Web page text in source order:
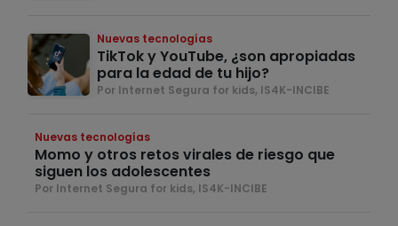
Nuevas tecnologías
TikTok y YouTube, ¿son apropiadas
para la edad de tu hijo?
Por Internet Segura for kids, IS4K-INCIBE
Nuevas tecnologías
Momo y otros retos virales de riesgo que
siguen los adolescentes
Por Internet Segura for kids, IS4K-INCIBE